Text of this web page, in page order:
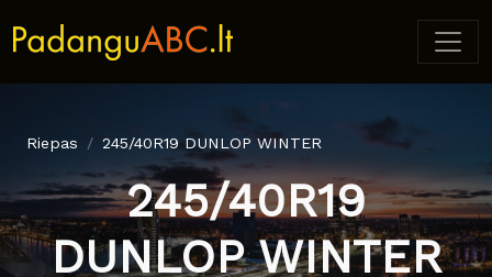
Riepas 245/40R19 DUNLOP WINTER
245/40R19
DUNLOP WINTER